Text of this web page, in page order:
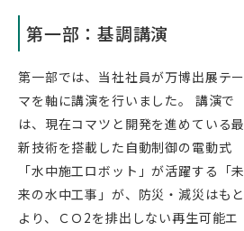
第一部：基調講演
第一部では、当社社員が万博出展テー
マを軸に講演を行いました。 講演で
は、現在コマツと開発を進めている最
新技術を搭載した自動制御の電動式
「水中施工ロボット」が活躍する「未
来の水中工事」が、防災・減災はもと
より、ＣＯ2を排出しない再生可能エ